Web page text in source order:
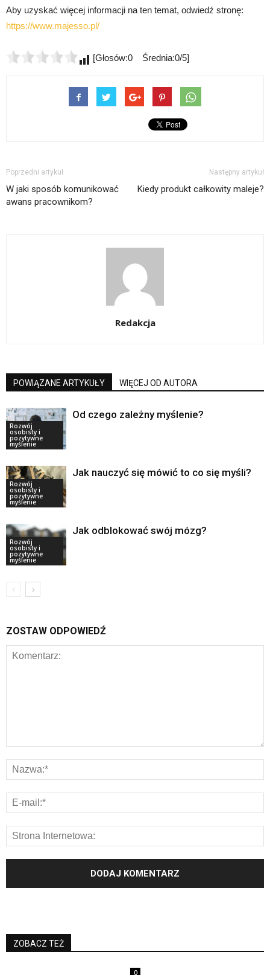
Aby uzyskać więcej informacji na ten temat, odwiedź stronę:
https://www.majesso.pl/
[Głosów:0 Średnia:0/5]
Poprzedni artykuł
W jaki sposób komunikować
awans pracownikom?
Następny artykuł
Kiedy produkt całkowity maleje?
Redakcja
POWIĄZANE ARTYKUŁY WIĘCEJ OD AUTORA
Rozwój
osobisty i
pozytywne
myślenie
Od czego zależny myślenie?
Rozwój
osobisty i
pozytywne
myślenie
Jak nauczyć się mówić to co się myśli?
Rozwój
osobisty i
pozytywne
myślenie
Jak odblokować swój mózg?
ZOSTAW ODPOWIEDŹ
ZOBACZ TEŻ
0